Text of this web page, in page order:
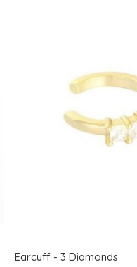
Earcuff - 3 Diamonds